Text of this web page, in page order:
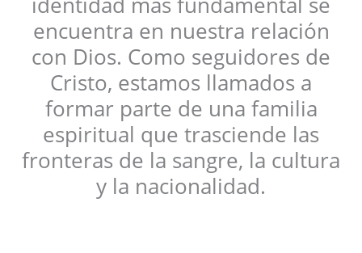
encuentra en nuestra relación
con Dios. Como seguidores de
Cristo, estamos llamados a
formar parte de una familia
espiritual que trasciende las
fronteras de la sangre, la cultura
y la nacionalidad.